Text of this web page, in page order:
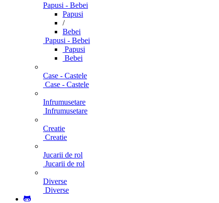
Papusi - Bebei
Papusi
/
Bebei
Papusi - Bebei
Papusi
Bebei
Case - Castele
Case - Castele
Infrumusetare
Infrumusetare
Creatie
Creatie
Jucarii de rol
Jucarii de rol
Diverse
Diverse